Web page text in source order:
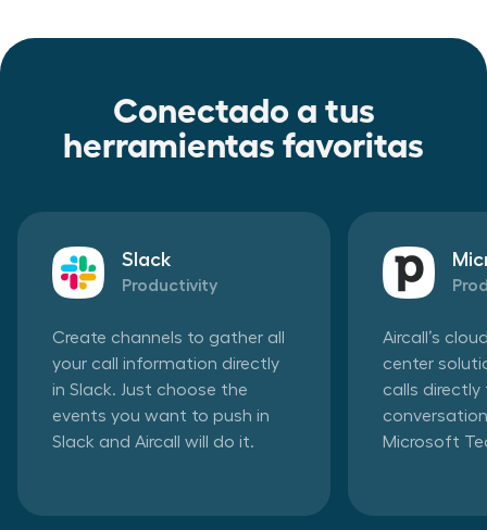
Conectado a tus
herramientas favoritas
Slack
Productivity
Create channels to gather all
your call information directly
in Slack. Just choose the
events you want to push in
Slack and Aircall will do it.
Aircall’s
center
calls
Microsoft